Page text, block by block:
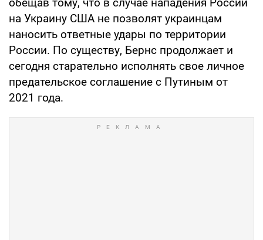
на Украину США не позволят украинцам
наносить ответные удары по территории
России. По существу, Бернс продолжает и
сегодня старательно исполнять свое личное
предательское соглашение с Путиным от
2021 года.